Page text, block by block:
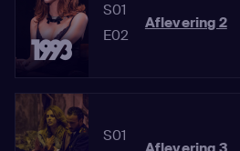
S01
E02
Aflevering 2
S01